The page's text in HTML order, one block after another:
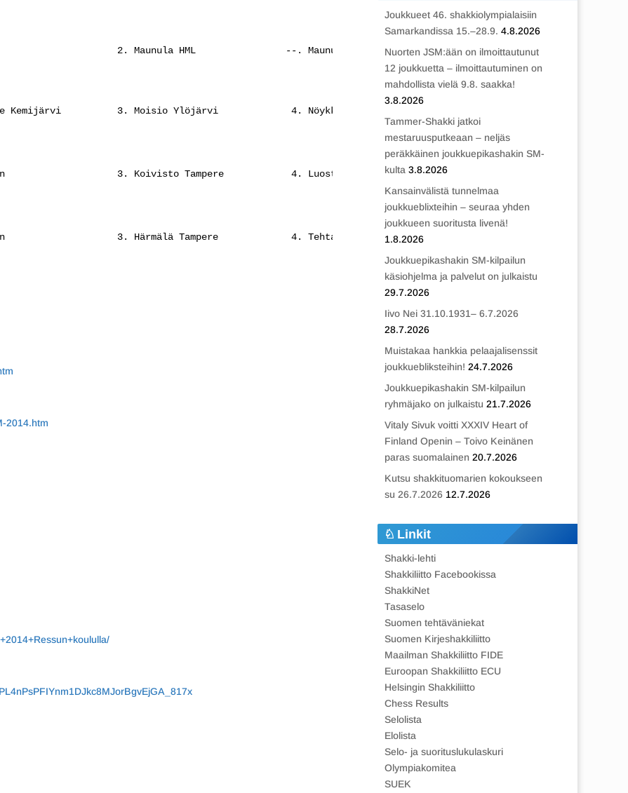
2. Maunula HML                --. Maunula HML 2               3. Itäkeskuksen
3. Moisio Ylöjärvi             4. Nöykkiö                     5. Englantilainen TES
3. Koivisto Tampere            4. Luostarivuori Turku         5. Nissniku
3. Härmälä Tampere             4. Tehtaankatu                 5. Meritori
2014.htm
Joukkueet 46. shakkiolympialaisiin
Samarkandissa 15.–28.9. 4.8.2026
Nuorten JSM:ään on ilmoittautunut
12 joukkuetta – ilmoittautuminen on
mahdollista vielä 9.8. saakka!
3.8.2026
Tammer-Shakki jatkoi
mestaruusputkeaan – neljäs
peräkkäinen joukkuepikashakin SM-
kulta 3.8.2026
Kansainvälistä tunnelmaa
joukkueblixteihin – seuraa yhden
joukkueen suoritusta livenä!
1.8.2026
Joukkuepikashakin SM-kilpailun
käsiohjelma ja palvelut on julkaistu
29.7.2026
Iivo Nei 31.10.1931– 6.7.2026
28.7.2026
Muistakaa hankkia pelaajalisenssit
joukkuebliksteihin! 24.7.2026
Joukkuepikashakin SM-kilpailun
ryhmäjako on julkaistu 21.7.2026
Vitaly Sivuk voitti XXXIV Heart of
Finland Openin – Toivo Keinänen
paras suomalainen 20.7.2026
Kutsu shakkituomarien kokoukseen
su 26.7.2026 12.7.2026
Linkit
Shakki-lehti
Shakkiliitto Facebookissa
ShakkiNet
Tasaselo
Suomen tehtäväniekat
Suomen Kirjeshakkiliitto
Maailman Shakkiliitto FIDE
Euroopan Shakkiliitto ECU
Helsingin Shakkiliitto
Chess Results
Selolista
Elolista
Selo- ja suorituslukulaskuri
Olympiakomitea
SUEK